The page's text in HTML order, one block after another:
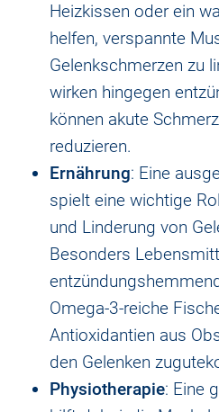
Heizkissen oder ein
helfen, verspannte
Gelenkschmerzen zu
wirken hingegen
können akute
reduzieren.
Ernährung: Eine
spielt eine wichtige
und Linderung von
Besonders
Omega-3-reiche
Antioxidantien aus
den Gelenken
Physiotherapie: Eine